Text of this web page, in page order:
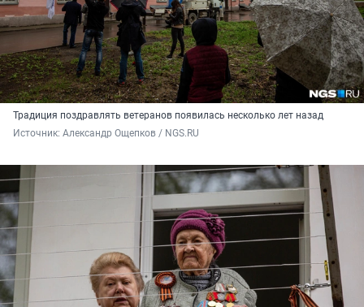
Традиция поздравлять ветеранов появилась несколько лет назад
Источник: Александр Ощепков / NGS.RU